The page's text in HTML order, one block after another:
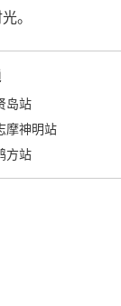
。
岛站
摩神明站
方站